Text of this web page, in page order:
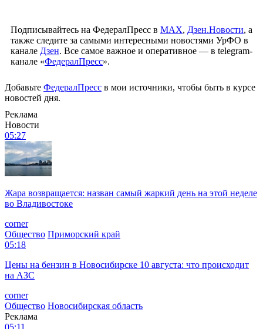
Подписывайтесь на ФедералПресс в МАХ, Дзен.Новости, а
также следите за самыми интересными новостями УрФО в
канале Дзен. Все самое важное и оперативное — в telegram-
канале «ФедералПресс».
Добавьте ФедералПресс в мои источники, чтобы быть в курсе
новостей дня.
Реклама
Новости
05:27
Жара возвращается: назван самый жаркий день на этой неделе
во Владивостоке
corner
Общество Приморский край
05:18
Цены на бензин в Новосибирске 10 августа: что происходит
на АЗС
corner
Общество Новосибирская область
Реклама
05:11